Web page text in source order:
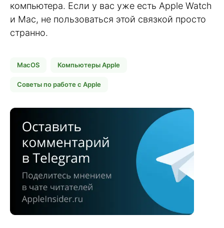
компьютера. Если у вас уже есть Apple Watch
и Mac, не пользоваться этой связкой просто
странно.
MacOS Компьютеры Apple
Советы по работе с Apple